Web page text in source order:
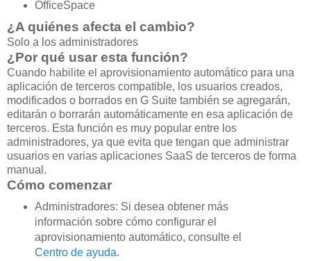
OfficeSpace
¿A quiénes afecta el cambio?
Solo a los administradores
¿Por qué usar esta función?
Cuando habilite el aprovisionamiento automático para una
aplicación de terceros compatible, los usuarios creados,
modificados o borrados en G Suite también se agregarán,
editarán o borrarán automáticamente en esa aplicación de
terceros. Esta función es muy popular entre los
administradores, ya que evita que tengan que administrar
usuarios en varias aplicaciones SaaS de terceros de forma
manual.
Cómo comenzar
Administradores: Si desea obtener más
información sobre cómo configurar el
aprovisionamiento automático, consulte el
Centro de ayuda.